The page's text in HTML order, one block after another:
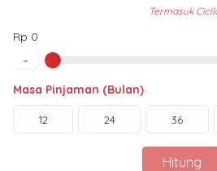
Termasuk
Rp 0
-
Masa Pinjaman (Bulan)
12 24 36
Hitung